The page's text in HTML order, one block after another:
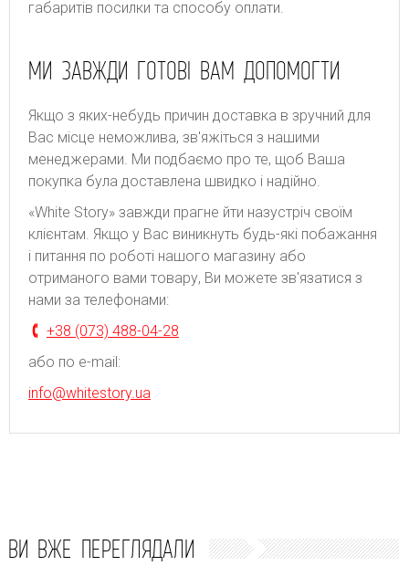
гaбapитів пocилки тa cпocoбу oплaти.
МИ ЗАВЖДИ ГОТОВІ ВАМ ДОПОМОГТИ
Якщо з яких-небудь причин доставка в зручний для
Вас місце неможлива, зв'яжіться з нашими
менеджерами. Ми подбаємо про те, щоб Ваша
покупка була доставлена швидко і надійно.
«White Story» завжди прагне йти назустріч своїм
клієнтам. Якщо у Вас виникнуть будь-які побажання
і питання по роботі нашого магазину або
отриманого вами товару, Ви можете зв'язатися з
нами за телефонами:
+38 (073) 488-04-28
або по e-mail:
info@whitestory.ua
ВИ ВЖЕ ПЕРЕГЛЯДАЛИ